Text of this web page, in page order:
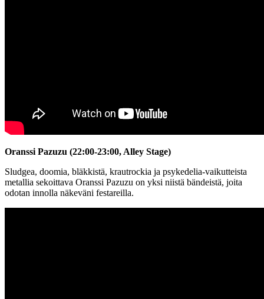
Oranssi Pazuzu (22:00-23:00, Alley Stage)
Sludgea, doomia, bläkkistä, krautrockia ja psykedelia-vaikutteista
metallia sekoittava Oranssi Pazuzu on yksi niistä bändeistä, joita
odotan innolla näkeväni festareilla.